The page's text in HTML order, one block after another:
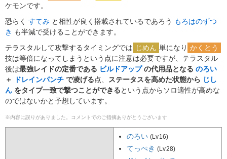
ケモンです。
恐らく すてみ と相性が良く搭載されているであろう もろはのずつ
き も半減で受けることができます。
テラスタルして攻撃するタイミングでは じめん 単になり かくとう
技は等倍になってしまうという点に注意は必要ですが、テラスタル
後は最強レイドの定番である ビルドアップ の代用品となる のろい
＋
ドレインパンチ で凌げる点、 ステータスを高めた状態から じし
ん をタイプ一致で撃つことができるという点からソロ適性が高めな
のではないかと予想しています。
※内容に誤りがありました。コメントでのご指摘ありがとうございます
のろい (Lv16)
てっぺき (Lv28)